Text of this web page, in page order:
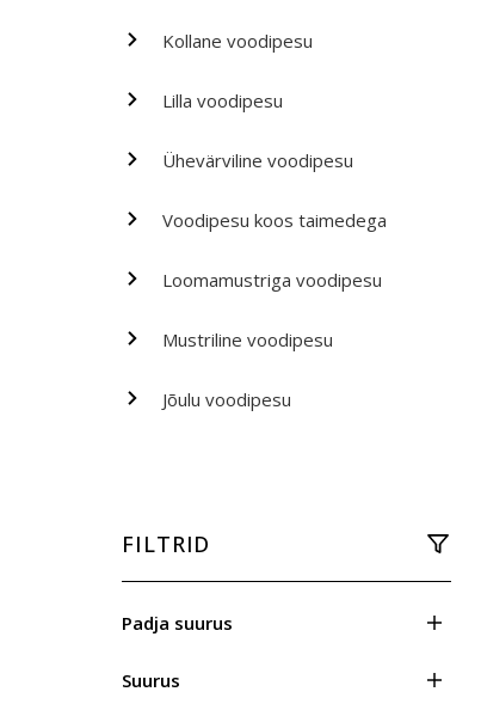
Kollane voodipesu
Lilla voodipesu
Ühevärviline voodipesu
Voodipesu koos taimedega
Loomamustriga voodipesu
Mustriline voodipesu
Jõulu voodipesu
FILTRID
Padja suurus
Suurus